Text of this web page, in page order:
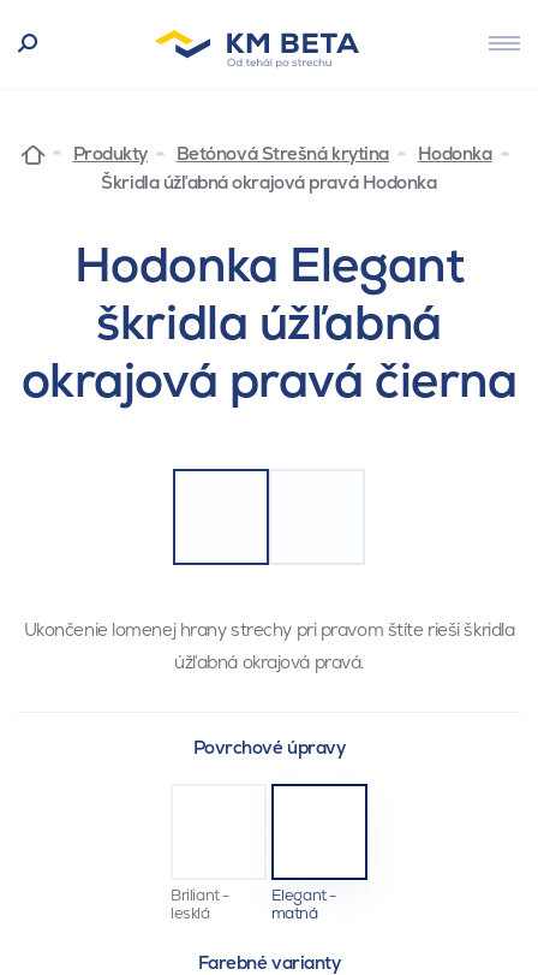
Produkty Betónová Strešná krytina
Hodonka
Škridla úžľabná okrajová pravá Hodonka
Hodonka Elegant
škridla úžľabná
okrajová pravá čierna
Ukončenie lomenej hrany strechy pri pravom štíte rieši škridla
úžľabná okrajová pravá.
Povrchové úpravy
Briliant -
lesklá
Elegant -
matná
Farebné varianty